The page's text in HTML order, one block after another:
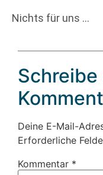
Nichts für uns …
Schreibe
Deine E-Mail-
Erforderliche
Kommentar *